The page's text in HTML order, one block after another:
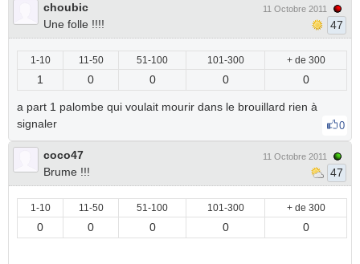
choubic
Une folle !!!!
11 Octobre 2011
47
1-10 11-50 51-100 101-300 + de 300
1 0 0 0 0
a part 1 palombe qui voulait mourir dans le brouillard rien à
signaler
0
coco47
Brume !!!
11 Octobre 2011
47
1-10 11-50 51-100 101-300 + de 300
0 0 0 0 0